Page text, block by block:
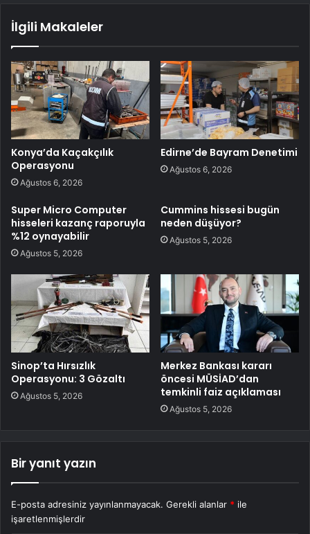
İlgili Makaleler
Konya’da Kaçakçılık
Operasyonu
Ağustos 6, 2026
Edirne’de Bayram Denetimi
Ağustos 6, 2026
Super Micro Computer
hisseleri kazanç raporuyla
%12 oynayabilir
Ağustos 5, 2026
Cummins hissesi bugün
neden düşüyor?
Ağustos 5, 2026
Sinop’ta Hırsızlık
Operasyonu: 3 Gözaltı
Ağustos 5, 2026
Merkez Bankası kararı
öncesi MÜSİAD’dan
temkinli faiz açıklaması
Ağustos 5, 2026
Bir yanıt yazın
E-posta adresiniz yayınlanmayacak. Gerekli alanlar * ile
işaretlenmişlerdir